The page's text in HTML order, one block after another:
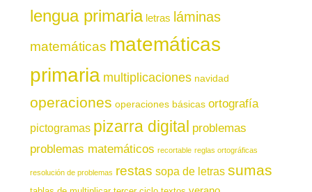
lengua primaria letras láminas
matemáticas matemáticas
primaria multiplicaciones navidad
operaciones operaciones básicas ortografía
pictogramas pizarra digital problemas
problemas matemáticos recortable reglas ortográficas
resolución de problemas restas sopa de letras sumas